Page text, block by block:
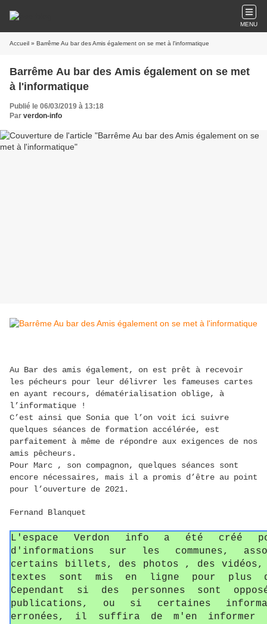
MENU
Accueil » Barrême Au bar des Amis également on se met à l'informatique
Barrême Au bar des Amis également on se met
à l'informatique
Publié le 06/03/2019 à 13:18
Par verdon-info
Au Bar des amis également, on est prêt à recevoir
les pécheurs pour leur délivrer les fameuses cartes
en ayant recours, dématérialisation oblige, à
l’informatique !
C’est ainsi que Sonia que l’on voit ici suivre
quelques séances de formation accélérée, est
parfaitement à même de répondre aux exigences de nos
amis pêcheurs.
Pour Marc , son compagnon, quelques séances sont
encore nécessaires, mais il a promis d’être au point
pour l’ouverture de 2021.
Fernand Blanquet
L'espace Verdon info a été créé
d'informations sur les communes,
certains billets, des photos , des vidéos,
textes sont mis en ligne pour plus
Cependant si des personnes sont
publications, ou si certaines
erronées, il suffira de m'en